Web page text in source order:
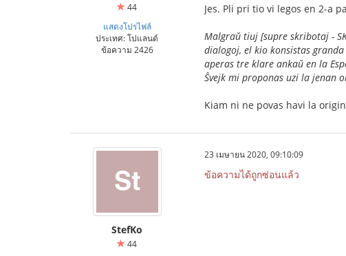
44
แสดงโปรไฟล์
ประเทศ: โปแลนด์
ข้อความ 2426
Jes. Pli pri tio vi legos en 2-a
Malgraŭ tiuj [supre skribotaj -
dialogoj, el kio konsistas
aperas tre klare ankaŭ en la
Ŝvejk mi proponas uzi la jenan
Kiam ni ne povas havi la
StefKo
44
23 เมษายน 2020, 09:10:09
ข้อความได้ถูกซ่อนแล้ว